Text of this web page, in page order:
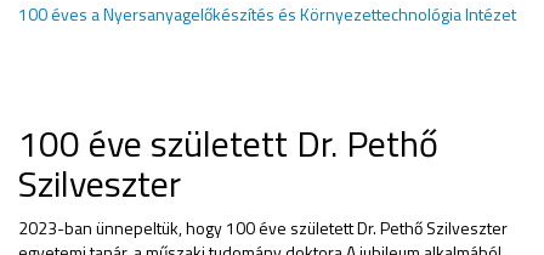
100 éves a Nyersanyagelőkészítés és Környezettechnológia Intézet
100 éve született Dr. Pethő
Szilveszter
2023-ban ünnepeltük, hogy 100 éve született Dr. Pethő Szilveszter